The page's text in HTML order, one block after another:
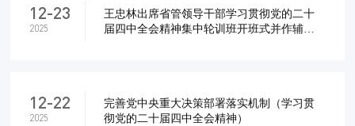
12-23
2025
王忠林出席省管领导干部学习贯彻党的二十
届四中全会精神集中轮训班开班式并作辅导
12-22
2025
完善党中央重大决策部署落实机制（学习贯
彻党的二十届四中全会精神）